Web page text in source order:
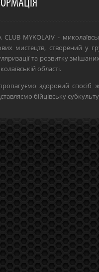
CLUB MYKOLAIV -
мистецтв, створений у
та розвитку
області.
здоровий спосіб
бійцівську